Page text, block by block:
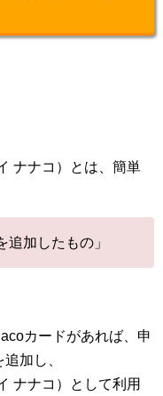
ナナコ）とは、簡単
追加したもの」
カードがあれば、申
加し、
ナナコ）として利用